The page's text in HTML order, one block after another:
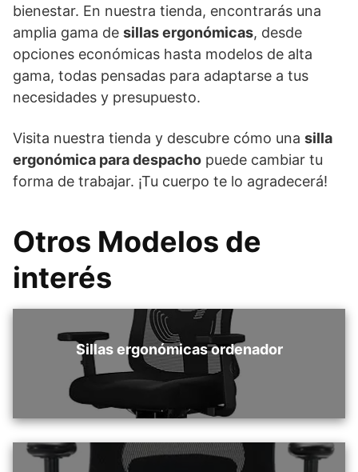
bienestar. En nuestra tienda, encontrarás una
amplia gama de sillas ergonómicas, desde
opciones económicas hasta modelos de alta
gama, todas pensadas para adaptarse a tus
necesidades y presupuesto.
Visita nuestra tienda y descubre cómo una silla
ergonómica para despacho puede cambiar tu
forma de trabajar. ¡Tu cuerpo te lo agradecerá!
Otros Modelos de
interés
Sillas ergonómicas ordenador